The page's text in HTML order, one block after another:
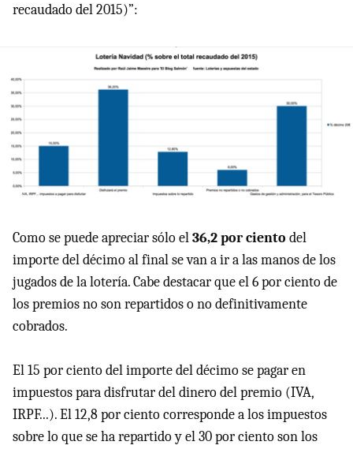
recaudado del 2015)”:
Como se puede apreciar sólo el36,2 por ciento del
importe del décimo al final se van a ir a las manos de los
jugados de la lotería. Cabe destacar que el 6 por ciento de
los premios no son repartidos o no definitivamente
cobrados.
El 15 por ciento del importe del décimo se pagar en
impuestos para disfrutar del dinero del premio (IVA,
IRPF...). El 12,8 por ciento corresponde a los impuestos
sobre lo que se ha repartido y el 30 por ciento son los